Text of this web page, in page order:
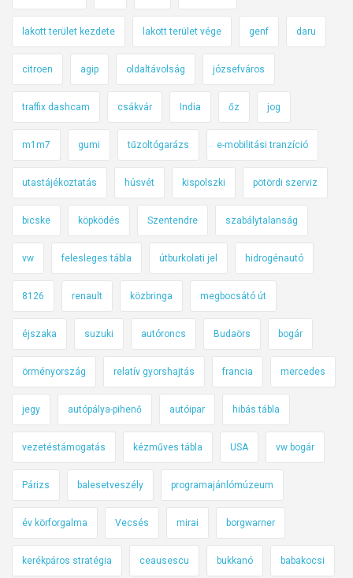
lakott terület kezdete lakott terület vége genf daru
citroen agip oldaltávolság józsefváros
traffix dashcam csákvár India őz jog
m1m7 gumi tűzoltógarázs e-mobilitási tranzíció
utastájékoztatás húsvét kispolszki pötördi szerviz
bicske köpködés Szentendre szabálytalanság
vw felesleges tábla útburkolati jel hidrogénautó
8126 renault közbringa megbocsátó út
éjszaka suzuki autóroncs Budaörs bogár
örményország relatív gyorshajtás francia mercedes
jegy autópálya-pihenő autóipar hibás tábla
vezetéstámogatás kézműves tábla USA vw bogár
Párizs balesetveszély programajánlómúzeum
év körforgalma Vecsés mirai borgwarner
kerékpáros stratégia ceausescu bukkanó babakocsi